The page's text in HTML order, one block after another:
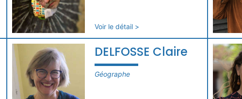
Voir le détail >
DELFOSSE Claire
Géographe